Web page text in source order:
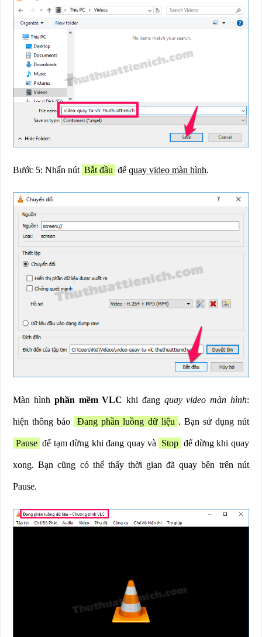
Bước 5: Nhấn nút Bắt đầu đểquay video màn hình.
Màn hình phần mềm VLC khi đang quay video màn hình:
hiện thông báo Đang phần luồng dữ liệu . Bạn sử dụng nút
Pause để tạm dừng khi đang quay và Stop để dừng khi quay
xong. Bạn cũng có thể thấy thời gian đã quay bên trên nút
Pause.